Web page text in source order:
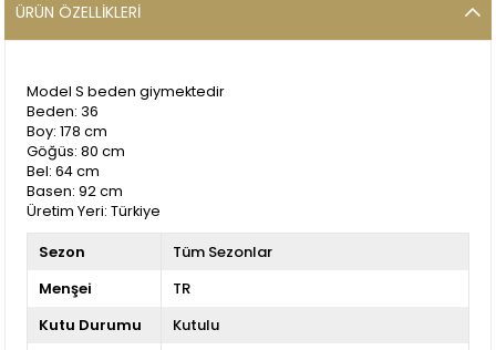
ÜRÜN ÖZELLIKLERI
Model S beden giymektedir
Beden: 36
Boy: 178 cm
Göğüs: 80 cm
Bel: 64 cm
Basen: 92 cm
Üretim Yeri: Türkiye
Sezon
Tüm Sezonlar
Menşei
TR
Kutu Durumu
Kutulu